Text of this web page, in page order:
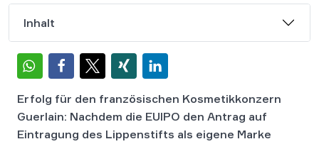
Inhalt
Erfolg für den französischen Kosmetikkonzern
Guerlain: Nachdem die EUIPO den Antrag auf
Eintragung des Lippenstifts als eigene Marke